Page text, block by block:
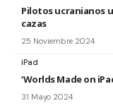
Pilotos ucranianos
cazas
25 Noviembre 2024
iPad
‘Worlds Made on
31 Mayo 2024